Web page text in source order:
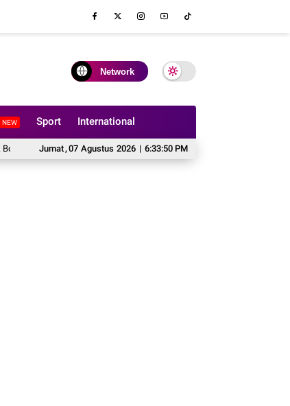
Network
NEW Sport International
Jumat,07 Agustus 2026 | 6:33:51 PM
Hal yang Harus Dipertimbangkan Sebelum Memesan Sofa